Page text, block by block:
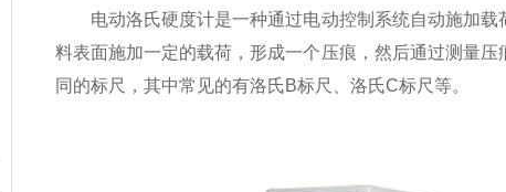
电动洛氏硬度计是一种通过电动控制系统自动施加载
料表面施加一定的载荷，形成一个压痕，然后通过测量
同的标尺，其中常见的有洛氏B标尺、洛氏C标尺等。